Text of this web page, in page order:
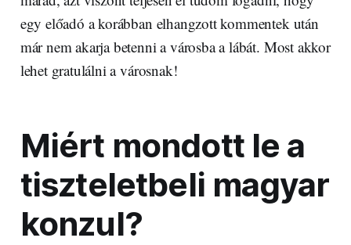
egy előadó a korábban elhangzott kommentek után
már nem akarja betenni a városba a lábát. Most akkor
lehet gratulálni a városnak!
Miért mondott le a
tiszteletbeli magyar
konzul?